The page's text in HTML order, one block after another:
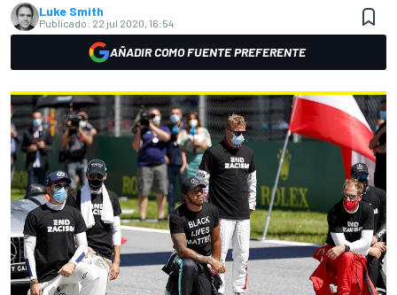
Luke Smith
Publicado: 22 jul 2020, 16:54
AÑADIR COMO FUENTE PREFERENTE